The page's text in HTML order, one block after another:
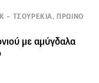
– ΤΣΟΥΡΕΚΙΑ, ΠΡΩΙΝΟ
με αμύγδαλα